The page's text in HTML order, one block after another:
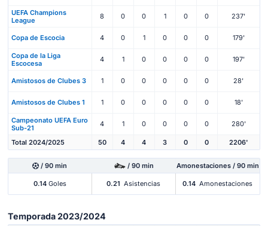
UEFA Champions
League
8 0 0 1 0 0 237'
Copa de Escocia 4 0 1 0 0 0 179'
Copa de la Liga
Escocesa
4 1 0 0 0 0 197'
Amistosos de Clubes 3 1 0 0 0 0 0 28'
Amistosos de Clubes 1 1 0 0 0 0 0 18'
Campeonato UEFA Euro
Sub-21
4 1 0 0 0 0 280'
Total 2024/2025 50 4 4 3 0 0 2206'
/ 90 min / 90 min Amonestaciones / 90 min
0.14Goles 0.21 Asistencias 0.14 Amonestaciones
Temporada 2023/2024